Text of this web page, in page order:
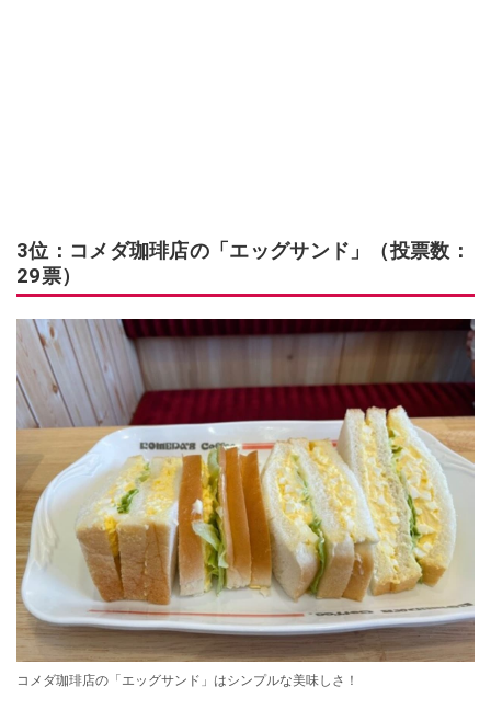
3位：コメダ珈琲店の「エッグサンド」（投票数：
29票）
コメダ珈琲店の「エッグサンド」はシンプルな美味しさ！